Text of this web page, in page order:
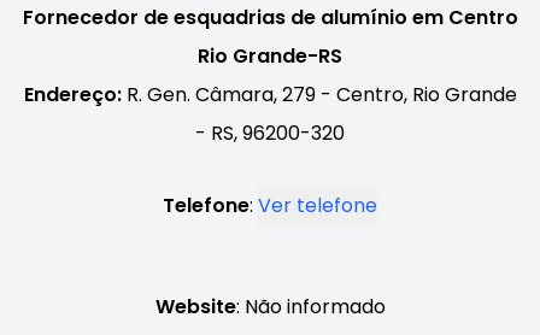
Fornecedor de esquadrias de alumínio em Centro
Rio Grande-RS
Endereço:R. Gen. Câmara, 279 - Centro, Rio Grande
- RS, 96200-320
Telefone: Ver telefone
Website: Não informado